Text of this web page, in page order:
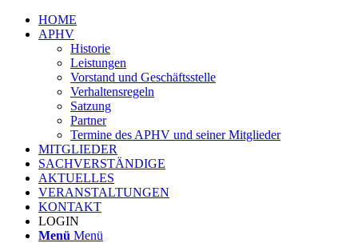
HOME
APHV
Historie
Leistungen
Vorstand und Geschäftsstelle
Verhaltensregeln
Satzung
Partner
Termine des APHV und seiner Mitglieder
MITGLIEDER
SACHVERSTÄNDIGE
AKTUELLES
VERANSTALTUNGEN
KONTAKT
LOGIN
Menü Menü